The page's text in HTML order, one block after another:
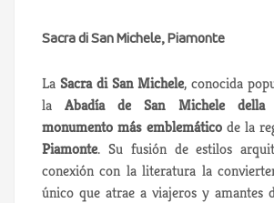
Sacra di San Michele, Piamonte
La Sacra di San Michele, conocida
laAbadía de San Michele della
monumento más emblemáticode la
Piamonte. Su fusión de estilos
conexión con la literatura la
único que atrae a viajeros y amantes